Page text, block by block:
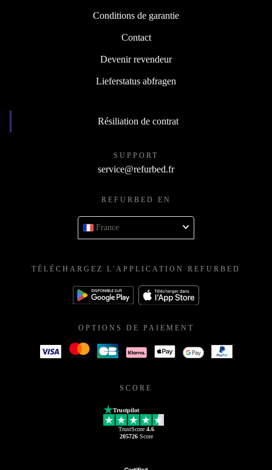
Conditions de garantie
Contact
Devenir revendeur
Lieferstatus abfragen
Résiliation de contrat
SUPPORT
service@refurbed.fr
REFURBED EN
France
TÉLÉCHARGEZ L'APPLICATION REFURBED
OPTIONS DE PAIEMENT
SCORE
Trustpilot
TrustScore 4.6
205726Score